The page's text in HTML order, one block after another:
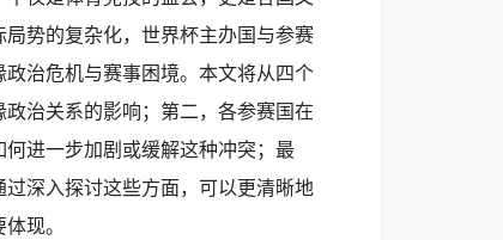
势的复杂化，世界杯主办国与参赛
治危机与赛事困境。本文将从四个
治关系的影响；第二，各参赛国在
进一步加剧或缓解这种冲突；最
深入探讨这些方面，可以更清晰地
现。